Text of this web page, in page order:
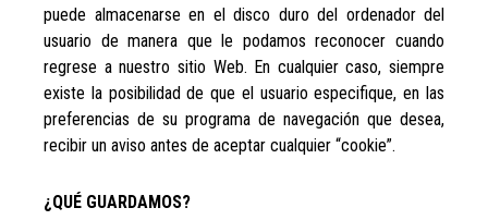
puede almacenarse en el disco duro del ordenador del
usuario de manera que le podamos reconocer cuando
regrese a nuestro sitio Web. En cualquier caso, siempre
existe la posibilidad de que el usuario especifique, en las
preferencias de su programa de navegación que desea,
recibir un aviso antes de aceptar cualquier “cookie”.
¿QUÉ GUARDAMOS?